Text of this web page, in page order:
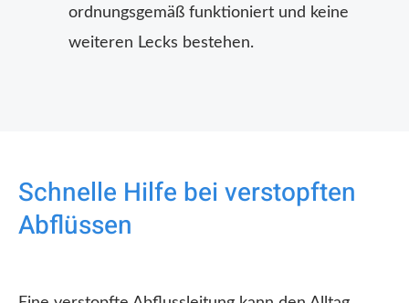
ordnungsgemäß funktioniert und keine
weiteren Lecks bestehen.
Schnelle Hilfe bei verstopften
Abflüssen